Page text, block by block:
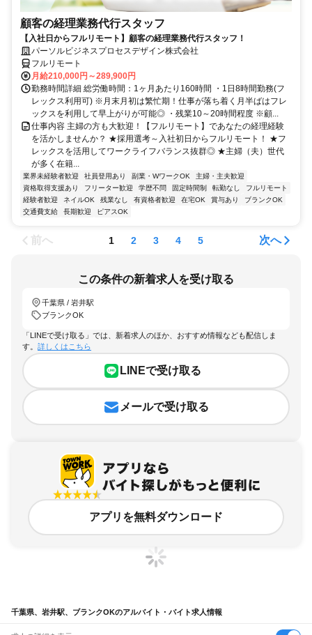
顧客の経理業務代行スタッフ
【入社日からフルリモート】顧客の経理業務代行スタッフ！
パーソルビジネスプロセスデザイン株式会社
フルリモート
月給210,000円～289,900円
勤務時間詳細 総労働時間：1ヶ月あたり160時間 ・1日8時間勤務(フ
レックス利用可) ※月末月初は繁忙期！仕事が落ち着く月半ばはフレ
ックスを利用して早上がりが可能◎ ・残業10～20時間程度 ※顧...
仕事内容 主婦の方も大歓迎！【フルリモート】であなたの経理経験
を活かしませんか？ ★採用選考～入社初日からフルリモート！ ★フ
レックスを活用してワークライフバランス抜群◎ ★主婦（夫）世代
が多く在籍...
業界未経験者歓迎 社員登用あり 副業・WワークOK
主婦・主夫歓迎
資格取得支援あり
フリーター歓迎 学歴不問 固定時間制 転勤なし
フルリモート
経験者歓迎
ネイルOK 残業なし 有資格者歓迎 在宅OK 賞与あり
ブランクOK
交通費支給
長期歓迎 ピアスOK
前へ 1 2 3 4 5 次へ
この条件の新着求人を受け取る
千葉県 / 岩井駅
ブランクOK
「LINEで受け取る」では、新着求人のほか、おすすめ情報なども配信しま
す。 詳しくはこちら
LINEで受け取る
メールで受け取る
アプリを無料ダウンロード
千葉県、岩井駅、ブランクOKのアルバイト・バイト求人情報